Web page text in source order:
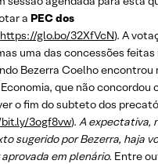
a PEC dos
https://glo.bo/32XfVcN). A
uma das concessões
Bezerra Coelho encontrou
que não concordou
o fim do subteto dos
3ogf8vw). A expectativa,
sugerido por Bezerra, haja
em plenário. Entre